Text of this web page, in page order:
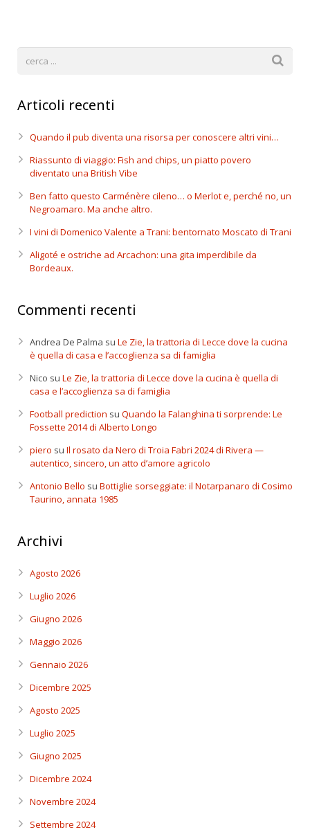
Articoli recenti
Quando il pub diventa una risorsa per conoscere altri vini…
Riassunto di viaggio: Fish and chips, un piatto povero
diventato una British Vibe
Ben fatto questo Carménère cileno… o Merlot e, perché no, un
Negroamaro. Ma anche altro.
I vini di Domenico Valente a Trani: bentornato Moscato di Trani
Aligoté e ostriche ad Arcachon: una gita imperdibile da
Bordeaux.
Commenti recenti
Andrea De Palma su Le Zie, la trattoria di Lecce dove la cucina
è quella di casa e l’accoglienza sa di famiglia
Nico su Le Zie, la trattoria di Lecce dove la cucina è quella di
casa e l’accoglienza sa di famiglia
Football prediction su Quando la Falanghina ti sorprende: Le
Fossette 2014 di Alberto Longo
piero su Il rosato da Nero di Troia Fabri 2024 di Rivera —
autentico, sincero, un atto d’amore agricolo
Antonio Bello su Bottiglie sorseggiate: il Notarpanaro di Cosimo
Taurino, annata 1985
Archivi
Agosto 2026
Luglio 2026
Giugno 2026
Maggio 2026
Gennaio 2026
Dicembre 2025
Agosto 2025
Luglio 2025
Giugno 2025
Dicembre 2024
Novembre 2024
Settembre 2024